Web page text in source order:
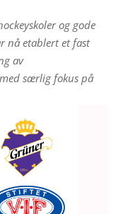
og gode
nå etablert et fast
av
særlig fokus på